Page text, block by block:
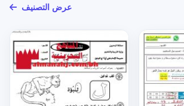
عرض التصنيف